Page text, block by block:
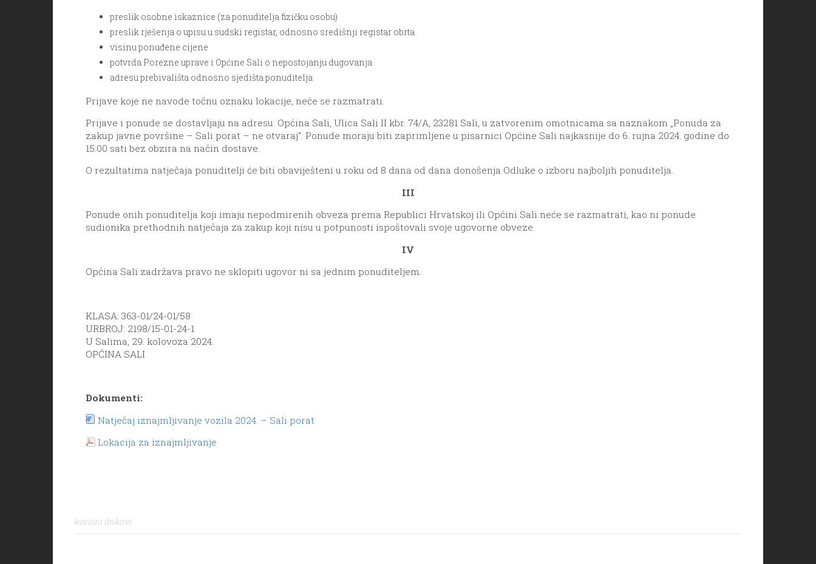
preslik osobne iskaznice (za ponuditelja fizičku osobu)
preslik rješenja o upisu u sudski registar, odnosno središnji registar obrta
visinu ponuđene cijene
potvrda Porezne uprave i Općine Sali o nepostojanju dugovanja
adresu prebivališta odnosno sjedišta ponuditelja
Prijave koje ne navode točnu oznaku lokacije, neće se razmatrati.
Prijave i ponude se dostavljaju na adresu: Općina Sali, Ulica Sali II kbr. 74/A, 23281 Sali, u zatvorenim omotnicama sa naznakom „Ponuda za
zakup javne površine – Sali porat – ne otvaraj“. Ponude moraju biti zaprimljene u pisarnici Općine Sali najkasnije do 6. rujna 2024. godine do
15:00 sati bez obzira na način dostave.
O rezultatima natječaja ponuditelji će biti obaviješteni u roku od 8 dana od dana donošenja Odluke o izboru najboljih ponuditelja.
III
Ponude onih ponuditelja koji imaju nepodmirenih obveza prema Republici Hrvatskoj ili Općini Sali neće se razmatrati, kao ni ponude
sudionika prethodnih natječaja za zakup koji nisu u potpunosti ispoštovali svoje ugovorne obveze.
IV
Općina Sali zadržava pravo ne sklopiti ugovor ni sa jednim ponuditeljem.
KLASA: 363-01/24-01/58
URBROJ: 2198/15-01-24-1
U Salima, 29. kolovoza 2024.
OPĆINA SALI
Dokumenti:
Natječaj iznajmljivanje vozila 2024. – Sali porat
Lokacija za iznajmljivanje
korisni linkovi